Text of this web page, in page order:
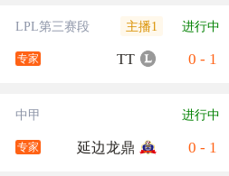
LPL第三赛段 主播1 进行中
专家 TT 0 - 1
中甲 进行中
专家 延边龙鼎 0 - 1